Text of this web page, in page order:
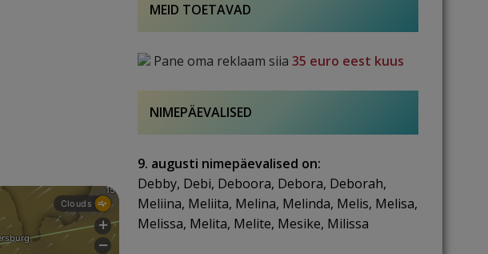
MEID TOETAVAD
Pane oma reklaam siia 35 euro eest kuus
NIMEPÄEVALISED
9. augusti nimepäevalised on:
Debby, Debi, Deboora, Debora, Deborah,
Meliina, Meliita, Melina, Melinda, Melis, Melisa,
Melissa, Melita, Melite, Mesike, Milissa